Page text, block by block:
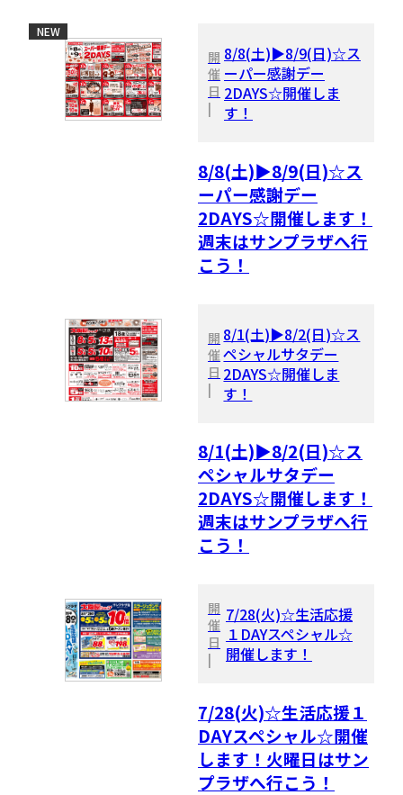
NEW
開
催
日
|
8/8(土)▶8/9(日)☆ス
ーパー感謝デー
2DAYS☆開催しま
す！
8/8(土)▶8/9(日)☆ス
ーパー感謝デー
2DAYS☆開催します！
週末はサンプラザへ行
こう！
開
催
日
|
8/1(土)▶8/2(日)☆ス
ペシャルサタデー
2DAYS☆開催しま
す！
8/1(土)▶8/2(日)☆ス
ペシャルサタデー
2DAYS☆開催します！
週末はサンプラザへ行
こう！
開
催
日
|
7/28(火)☆生活応援
１DAYスペシャル☆
開催します！
7/28(火)☆生活応援１
DAYスペシャル☆開催
します！火曜日はサン
プラザへ行こう！